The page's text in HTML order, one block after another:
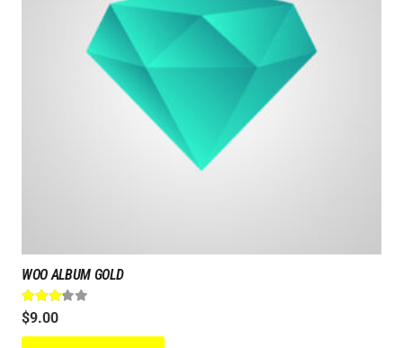
WOO ALBUM GOLD
Bewertet mit
$9.00